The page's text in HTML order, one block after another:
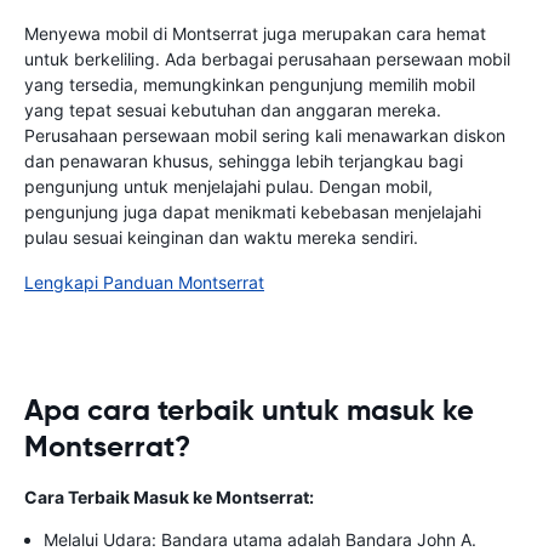
Menyewa mobil di Montserrat juga merupakan cara hemat
untuk berkeliling. Ada berbagai perusahaan persewaan mobil
yang tersedia, memungkinkan pengunjung memilih mobil
yang tepat sesuai kebutuhan dan anggaran mereka.
Perusahaan persewaan mobil sering kali menawarkan diskon
dan penawaran khusus, sehingga lebih terjangkau bagi
pengunjung untuk menjelajahi pulau. Dengan mobil,
pengunjung juga dapat menikmati kebebasan menjelajahi
pulau sesuai keinginan dan waktu mereka sendiri.
Lengkapi Panduan Montserrat
Apa cara terbaik untuk masuk ke
Montserrat?
Cara Terbaik Masuk ke Montserrat:
Melalui Udara: Bandara utama adalah Bandara John A.